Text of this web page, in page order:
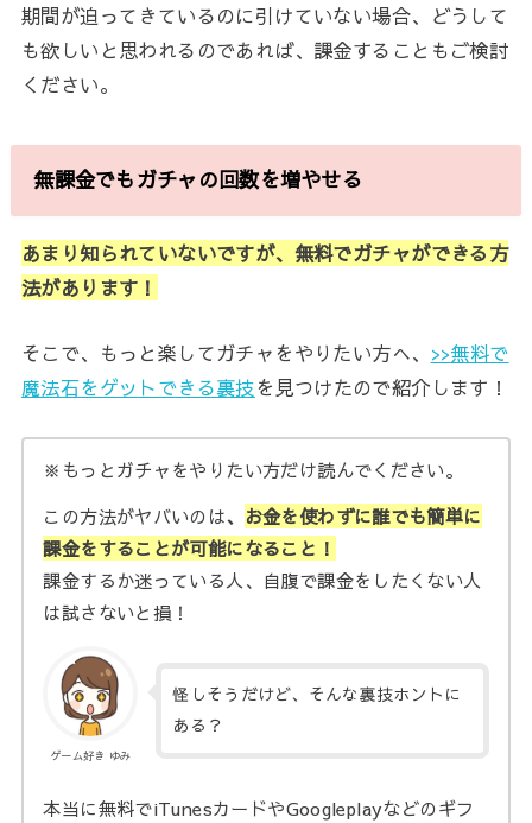
期間が迫ってきているのに引けていない場合、どうして
も欲しいと思われるのであれば、課金することもご検討
ください。
無課金でもガチャの回数を増やせる
あまり知られていないですが、無料でガチャができる方
法があります！
そこで、もっと楽してガチャをやりたい方へ、 >>無料で
魔法石をゲットできる裏技を見つけたので紹介します！
※もっとガチャをやりたい方だけ読んでください。
この方法がヤバいのは、 お金を使わずに誰でも簡単に
課金をすることが可能になること！
課金するか迷っている人、自腹で課金をしたくない人
は試さないと損！
ゲーム好き ゆみ
怪しそうだけど、そんな裏技ホントに
ある？
本当に無料でiTunesカードやGoogleplayなどのギフ